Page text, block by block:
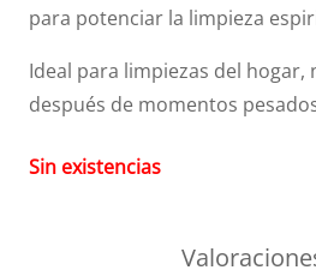
para potenciar la limpieza
Ideal para limpiezas del hogar,
después de momentos
Sin existencias